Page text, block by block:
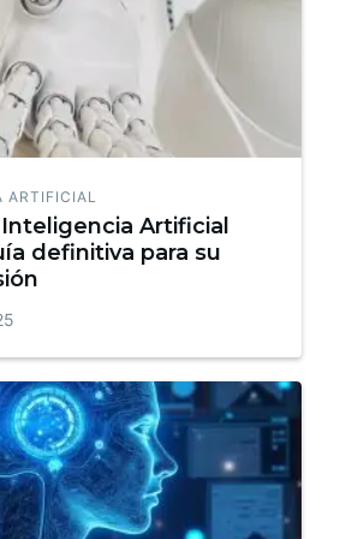
ARTIFICIAL
Artificial
definitiva para su